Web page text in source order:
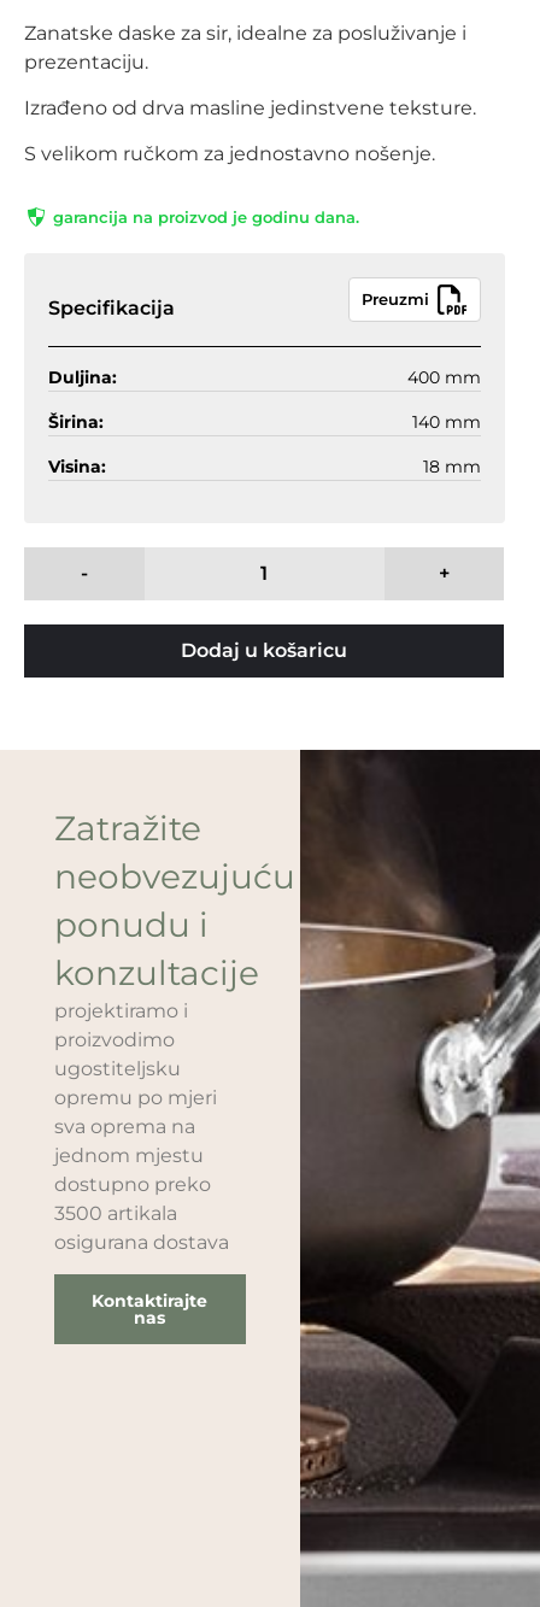
Zanatske daske za sir, idealne za posluživanje i
prezentaciju.
Izrađeno od drva masline jedinstvene teksture.
S velikom ručkom za jednostavno nošenje.
garancija na proizvod je godinu dana.
Specifikacija Preuzmi
Duljina: 400 mm
Širina: 140 mm
Visina: 18 mm
- +
Dodaj u košaricu
Zatražite
neobvezujuću
ponudu i
konzultacije
projektiramo i
proizvodimo
ugostiteljsku
opremu po mjeri
sva oprema na
jednom mjestu
dostupno preko
3500 artikala
osigurana dostava
Kontaktirajte
nas